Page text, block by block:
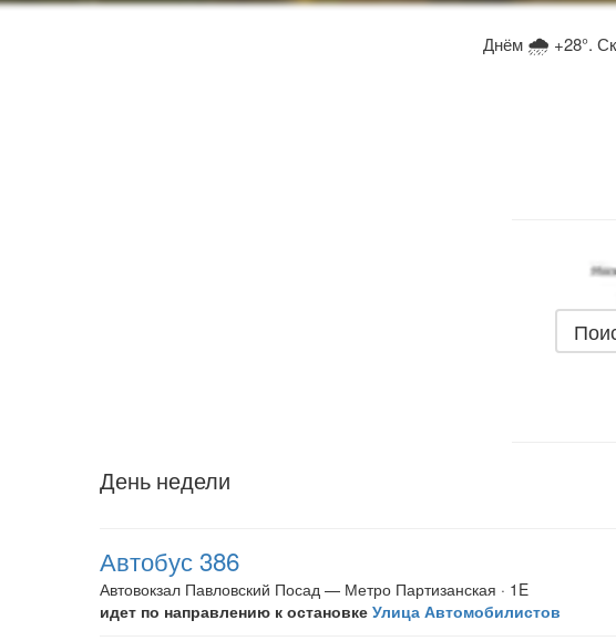
Днём 🌧 +28°.
День недели
Автобус 386
Автовокзал Павловский Посад — Метро Партизанская · 1E
идет по направлению к остановке Улица Автомобилистов